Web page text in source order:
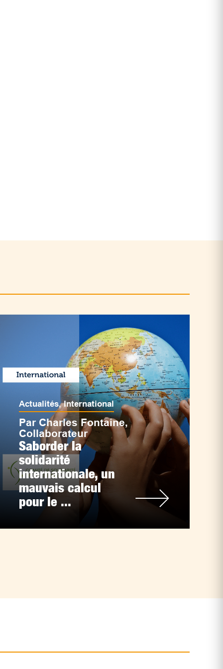
Actualités,International
Par Charles Fontaine,
Collaborateur
Saborder la
solidarité
internationale, un
mauvais calcul
pour le ...